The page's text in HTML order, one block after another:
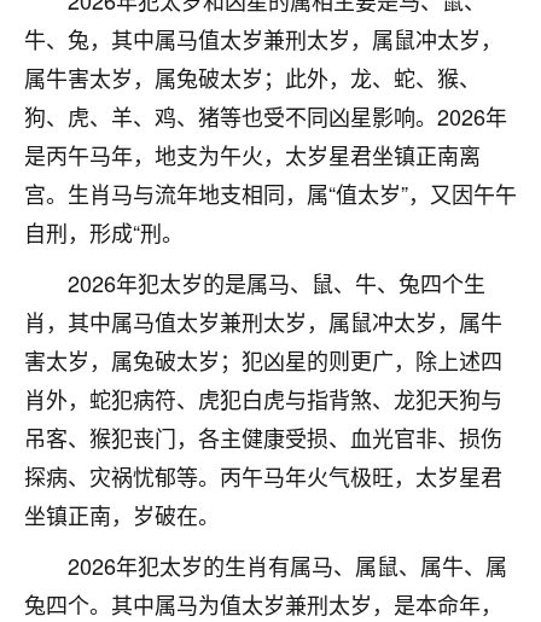
牛、兔，其中属马值太岁兼刑太岁，属鼠冲太岁，
属牛害太岁，属兔破太岁；此外，龙、蛇、猴、
狗、虎、羊、鸡、猪等也受不同凶星影响。2026年
是丙午马年，地支为午火，太岁星君坐镇正南离
宫。生肖马与流年地支相同，属“值太岁”，又因午午
自刑，形成“刑。
2026年犯太岁的是属马、鼠、牛、兔四个生
肖，其中属马值太岁兼刑太岁，属鼠冲太岁，属牛
害太岁，属兔破太岁；犯凶星的则更广，除上述四
肖外，蛇犯病符、虎犯白虎与指背煞、龙犯天狗与
吊客、猴犯丧门，各主健康受损、血光官非、损伤
探病、灾祸忧郁等。丙午马年火气极旺，太岁星君
坐镇正南，岁破在。
2026年犯太岁的生肖有属马、属鼠、属牛、属
兔四个。其中属马为值太岁兼刑太岁，是本命年，
着我晋升有望，我半信半疑的按照老师建议，做了化
太岁还有一个发钱粮，本来年前的人事调整，拖到年
后，我以为都没戏了，结果开年一上班，开会提拔升
职第一个就是我，职务无所谓，主要是底薪加了
3000，非常开心，无论如何，感恩感谢！🙏🏻
鹿森：恭喜升职加薪！！，请客吗？�
12小时前 来自北京
心心相印
我身体不太好，总是病病殃殃的，去检查又没什么大
问题，反正就是不舒服。中医西医看遍了，找不到问
题，后来无意中看到有人推荐慧来老师，跟老师聊过
之后，心情豁然开朗，也听老师建议，处理了一些因
果问题。今年以来，身体比以前好多，主要是心情好
了，老师说境随心转，现在深有体会了。
鹿森 ：是的，其实跟老师聊过之后，最大的感
触，首先就是心态会变好，万般皆是命，半点
不由人！